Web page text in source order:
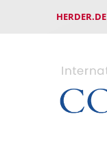
HERDER.DE